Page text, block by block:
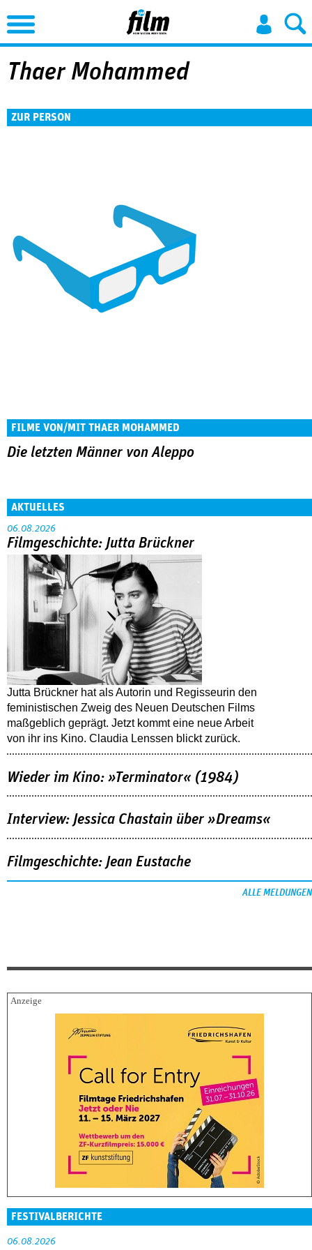
Jump to Navigation
Thaer Mohammed
ZUR PERSON
FILME VON/MIT THAER MOHAMMED
Die letzten Männer von Aleppo
AKTUELLES
06.08.2026
Filmgeschichte: Jutta Brückner
Jutta Brückner hat als Autorin und Regisseurin den
feministischen Zweig des Neuen Deutschen Films
maßgeblich geprägt. Jetzt kommt eine neue Arbeit
von ihr ins Kino. Claudia Lenssen blickt zurück.
Wieder im Kino: »Terminator« (1984)
Interview: Jessica Chastain über »Dreams«
Filmgeschichte: Jean Eustache
ALLE MELDUNGEN
FESTIVALBERICHTE
06.08.2026